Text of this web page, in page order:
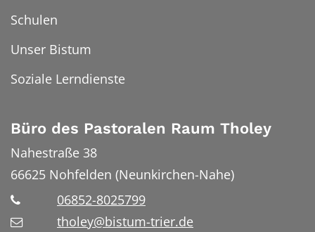
Schulen
Unser Bistum
Soziale Lerndienste
Büro des Pastoralen Raum Tholey
Nahestraße 38
66625 Nohfelden (Neunkirchen-Nahe)
06852-8025799
tholey@bistum-trier.de